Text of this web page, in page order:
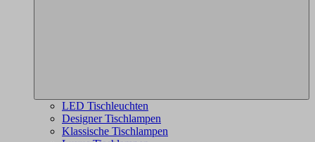
LED Tischleuchten
Designer Tischlampen
Klassische Tischlampen